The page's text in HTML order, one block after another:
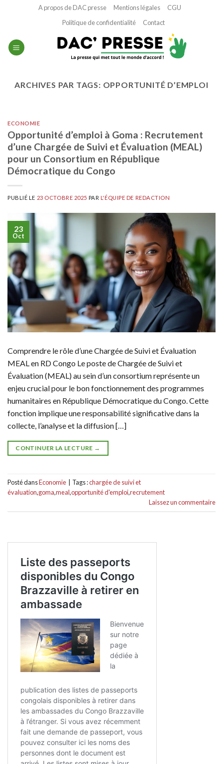
A propos de DAC presse Mentions légales
CGU
Politique de confidentialité
Contact
ARCHIVES PAR TAGS: OPPORTUNITÉ D’EMPLOI
ECONOMIE
Opportunité d’emploi à Goma : Recrutement
d’une Chargée de Suivi et Évaluation (MEAL)
pour un Consortium en République
Démocratique du Congo
PUBLIÉ LE 23 OCTOBRE 2025 PAR L'ÉQUIPE DE REDACTION
23
Oct
Comprendre le rôle d’une Chargée de Suivi et Évaluation
MEAL en RD Congo Le poste de Chargée de Suivi et
Évaluation (MEAL) au sein d’un consortium représente un
enjeu crucial pour le bon fonctionnement des programmes
humanitaires en République Démocratique du Congo. Cette
fonction implique une responsabilité significative dans la
collecte, l’analyse et la diffusion […]
CONTINUER LA LECTURE →
Posté dansEconomie Tags :chargée de suivi et
évaluation,goma,meal,opportunité d'emploi,recrutement
Laissez un commentaire